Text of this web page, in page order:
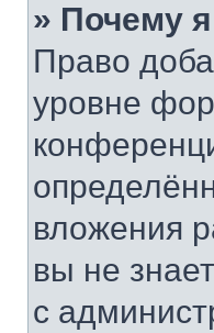
» Почему
Право
уровне
вложения
вы не
с